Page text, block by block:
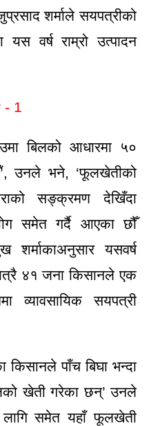
शर्माले सयपत्रीको
वर्ष राम्रो उत्पादन
बिलको आधारमा ५०
उनले भने, ‘फूलखेतीको
सङ्क्रमण देखिँदा
समेत गर्दै आएका छौँ
शर्माकाअनुसार यसवर्ष
४१ जना किसानले एक
व्यावसायिक सयपत्री
किसानले पाँच बिघा भन्दा
खेती गरेका छन्’ उनले
लागि समेत यहाँ फूलखेती